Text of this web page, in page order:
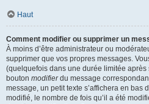
Haut
Comment modifier ou supprimer un
À moins d’être administrateur ou
supprimer que vos propres messages.
(quelquefois dans une durée limitée
bouton modifierdu message
message, un petit texte s’affichera en bas
modifié, le nombre de fois qu’il a été